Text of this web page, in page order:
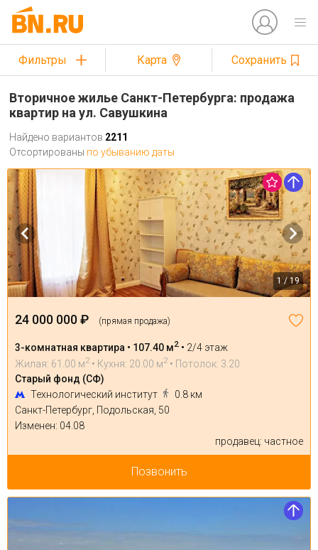
Фильтры Карта Сохранить
Вторичное жилье Санкт-Петербурга: продажа
квартир на ул. Савушкина
Найдено вариантов 2211
Отсортированы по убыванию даты
1 / 19
24 000 000 ₽ (прямая продажа)
3-комнатная квартира • 107.40 м2 • 2/4 этаж
Жилая: 61.00 м2 • Кухня: 20.00 м2 • Потолок: 3.20
Старый фонд (СФ)
Технологический институт
0.8 км
Санкт-Петербург, Подольская, 50
Изменен: 04.08
продавец: частное
Позвонить